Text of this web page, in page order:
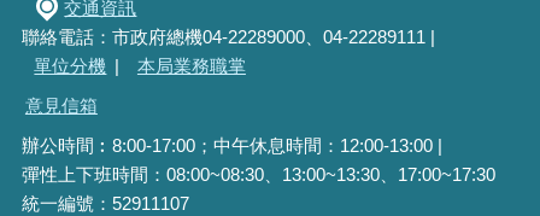
交通資訊
聯絡電話：市政府總機04-22289000、04-22289111 |
單位分機
本局業務職掌
意見信箱
辦公時間︰8:00-17:00；中午休息時間：12:00-13:00 |
彈性上下班時間：08:00~08:30、13:00~13:30、17:00~17:30
統一編號：52911107